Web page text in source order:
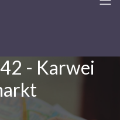
- Karwei